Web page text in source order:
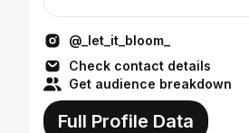
@_let_it_bloom_
Check contact details
Get audience breakdown
Full Profile Data